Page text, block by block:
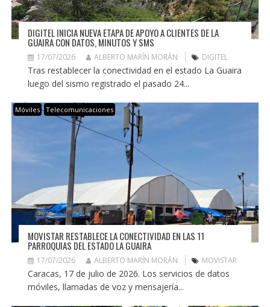
DIGITEL INICIA NUEVA ETAPA DE APOYO A CLIENTES DE LA
GUAIRA CON DATOS, MINUTOS Y SMS
17/07/2026 ALBERTO MARÍN MORÁN DIGITEL
Tras restablecer la conectividad en el estado La Guaira
luego del sismo registrado el pasado 24...
Móviles Telecomunicaciones
MOVISTAR RESTABLECE LA CONECTIVIDAD EN LAS 11
PARROQUIAS DEL ESTADO LA GUAIRA
17/07/2026 ALBERTO MARÍN MORÁN MOVISTAR
Caracas, 17 de julio de 2026. Los servicios de datos
móviles, llamadas de voz y mensajería...